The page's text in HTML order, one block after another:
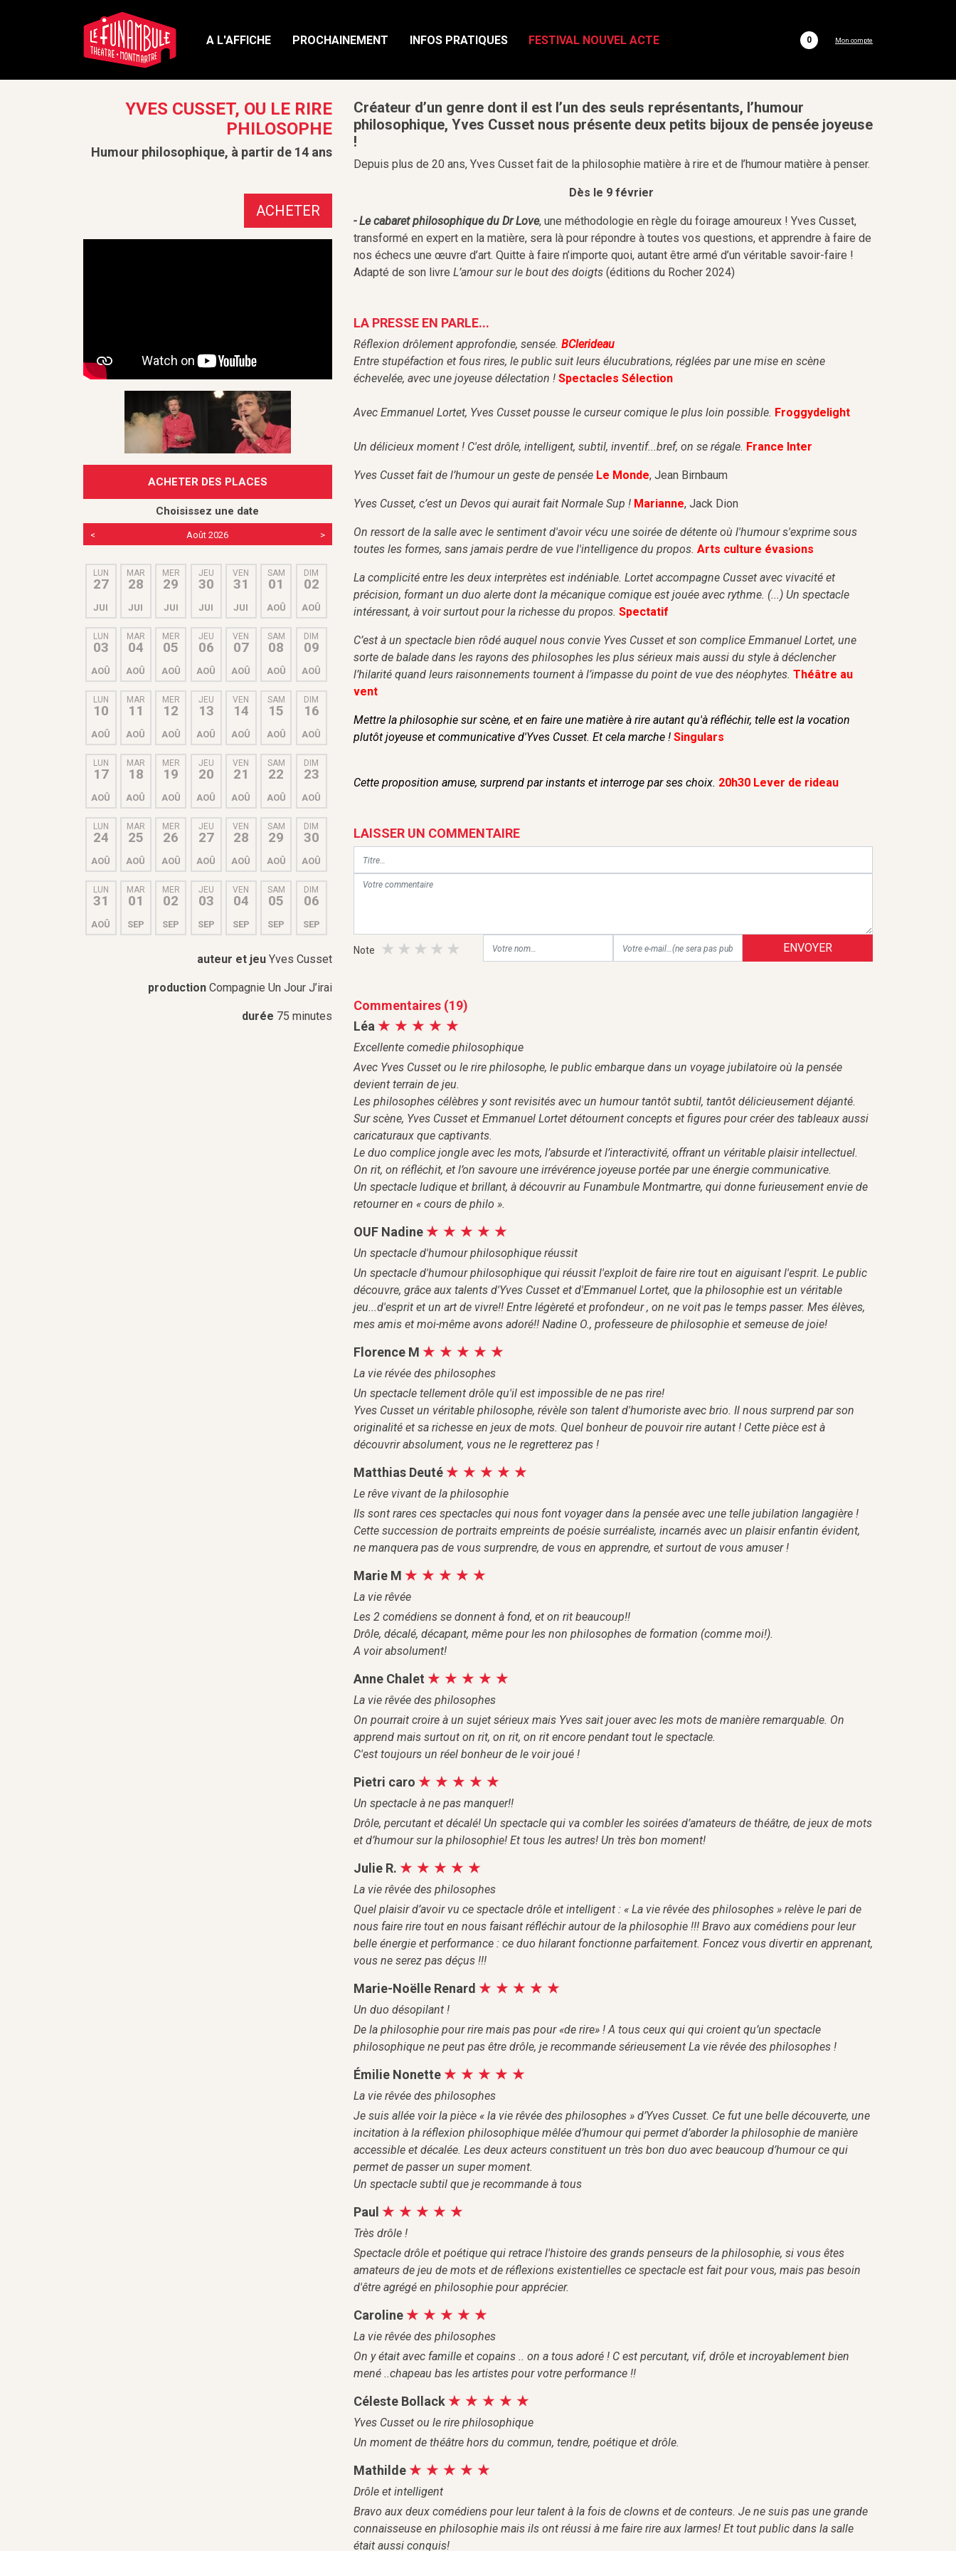
A L'AFFICHE PROCHAINEMENT INFOS PRATIQUES FESTIVAL NOUVEL ACTE 0 Mon compte
YVES CUSSET, OU LE RIRE
PHILOSOPHE
Humour philosophique, à partir de 14 ans
ACHETER
ACHETER DES PLACES
Choisissez une date
< Août 2026 >
LUN
27
JUI
MAR
28
JUI
MER
29
JUI
JEU
30
JUI
VEN
31
JUI
SAM
01
AOÛ
DIM
02
AOÛ
LUN
03
AOÛ
MAR
04
AOÛ
MER
05
AOÛ
JEU
06
AOÛ
VEN
07
AOÛ
SAM
08
AOÛ
DIM
09
AOÛ
LUN
10
AOÛ
MAR
11
AOÛ
MER
12
AOÛ
JEU
13
AOÛ
VEN
14
AOÛ
SAM
15
AOÛ
DIM
16
AOÛ
LUN
17
AOÛ
MAR
18
AOÛ
MER
19
AOÛ
JEU
20
AOÛ
VEN
21
AOÛ
SAM
22
AOÛ
DIM
23
AOÛ
LUN
24
AOÛ
MAR
25
AOÛ
MER
26
AOÛ
JEU
27
AOÛ
VEN
28
AOÛ
SAM
29
AOÛ
DIM
30
AOÛ
LUN
31
AOÛ
MAR
01
SEP
MER
02
SEP
JEU
03
SEP
VEN
04
SEP
SAM
05
SEP
DIM
06
SEP
auteur et jeuYves Cusset
productionCompagnie Un Jour J’irai
durée 75 minutes
Créateur d’un genre dont il est l’un des seuls représentants, l’humour
philosophique, Yves Cusset nous présente deux petits bijoux de pensée joyeuse
!
Depuis plus de 20 ans, Yves Cusset fait de la philosophie matière à rire et de l’humour matière à penser.
Dès le 9 février
- Le cabaret philosophique du Dr Love, une méthodologie en règle du foirage amoureux ! Yves Cusset,
transformé en expert en la matière, sera là pour répondre à toutes vos questions, et apprendre à faire de
nos échecs une œuvre d’art. Quitte à faire n’importe quoi, autant être armé d’un véritable savoir-faire !
Adapté de son livre L’amour sur le bout des doigts (éditions du Rocher 2024)
LA PRESSE EN PARLE...
Réflexion drôlement approfondie, sensée. BClerideau
Entre stupéfaction et fous rires, le public suit leurs élucubrations, réglées par une mise en scène
échevelée, avec une joyeuse délectation ! Spectacles Sélection
Avec Emmanuel Lortet, Yves Cusset pousse le curseur comique le plus loin possible. Froggydelight
Un délicieux moment ! C'est drôle, intelligent, subtil, inventif...bref, on se régale. France Inter
Yves Cusset fait de l’humour un geste de pensée Le Monde, Jean Birnbaum
Yves Cusset, c’est un Devos qui aurait fait Normale Sup ! Marianne, Jack Dion
On ressort de la salle avec le sentiment d'avoir vécu une soirée de détente où l'humour s'exprime sous
toutes les formes, sans jamais perdre de vue l'intelligence du propos. Arts culture évasions
La complicité entre les deux interprètes est indéniable. Lortet accompagne Cusset avec vivacité et
précision, formant un duo alerte dont la mécanique comique est jouée avec rythme. (...) Un spectacle
intéressant, à voir surtout pour la richesse du propos. Spectatif
C’est à un spectacle bien rôdé auquel nous convie Yves Cusset et son complice Emmanuel Lortet, une
sorte de balade dans les rayons des philosophes les plus sérieux mais aussi du style à déclencher
l’hilarité quand leurs raisonnements tournent à l’impasse du point de vue des néophytes. Théâtre au
vent
Mettre la philosophie sur scène, et en faire une matière à rire autant qu'à réfléchir, telle est la vocation
plutôt joyeuse et communicative d'Yves Cusset. Et cela marche ! Singulars
Cette proposition amuse, surprend par instants et interroge par ses choix. 20h30 Lever de rideau
LAISSER UN COMMENTAIRE
Note ENVOYER
Commentaires (19)
Léa
Excellente comedie philosophique
Avec Yves Cusset ou le rire philosophe, le public embarque dans un voyage jubilatoire où la pensée
devient terrain de jeu.
Les philosophes célèbres y sont revisités avec un humour tantôt subtil, tantôt délicieusement déjanté.
Sur scène, Yves Cusset et Emmanuel Lortet détournent concepts et figures pour créer des tableaux aussi
caricaturaux que captivants.
Le duo complice jongle avec les mots, l’absurde et l’interactivité, offrant un véritable plaisir intellectuel.
On rit, on réfléchit, et l’on savoure une irrévérence joyeuse portée par une énergie communicative.
Un spectacle ludique et brillant, à découvrir au Funambule Montmartre, qui donne furieusement envie de
retourner en « cours de philo ».
OUF Nadine
Un spectacle d'humour philosophique réussit
Un spectacle d'humour philosophique qui réussit l'exploit de faire rire tout en aiguisant l'esprit. Le public
découvre, grâce aux talents d'Yves Cusset et d'Emmanuel Lortet, que la philosophie est un véritable
jeu...d'esprit et un art de vivre!! Entre légèreté et profondeur , on ne voit pas le temps passer. Mes élèves,
mes amis et moi-même avons adoré!! Nadine O., professeure de philosophie et semeuse de joie!
Florence M
La vie révée des philosophes
Un spectacle tellement drôle qu'il est impossible de ne pas rire!
Yves Cusset un véritable philosophe, révèle son talent d'humoriste avec brio. Il nous surprend par son
originalité et sa richesse en jeux de mots. Quel bonheur de pouvoir rire autant ! Cette pièce est à
découvrir absolument, vous ne le regretterez pas !
Matthias Deuté
Le rêve vivant de la philosophie
Ils sont rares ces spectacles qui nous font voyager dans la pensée avec une telle jubilation langagière !
Cette succession de portraits empreints de poésie surréaliste, incarnés avec un plaisir enfantin évident,
ne manquera pas de vous surprendre, de vous en apprendre, et surtout de vous amuser !
Marie M
La vie rêvée
Les 2 comédiens se donnent à fond, et on rit beaucoup!!
Drôle, décalé, décapant, même pour les non philosophes de formation (comme moi!).
A voir absolument!
Anne Chalet
La vie rêvée des philosophes
On pourrait croire à un sujet sérieux mais Yves sait jouer avec les mots de manière remarquable. On
apprend mais surtout on rit, on rit, on rit encore pendant tout le spectacle.
C'est toujours un réel bonheur de le voir joué !
Pietri caro
Un spectacle à ne pas manquer!!
Drôle, percutant et décalé! Un spectacle qui va combler les soirées d’amateurs de théâtre, de jeux de mots
et d’humour sur la philosophie! Et tous les autres! Un très bon moment!
Julie R.
La vie rêvée des philosophes
Quel plaisir d’avoir vu ce spectacle drôle et intelligent : « La vie rêvée des philosophes » relève le pari de
nous faire rire tout en nous faisant réfléchir autour de la philosophie !!! Bravo aux comédiens pour leur
belle énergie et performance : ce duo hilarant fonctionne parfaitement. Foncez vous divertir en apprenant,
vous ne serez pas déçus !!!
Marie-Noëlle Renard
Un duo désopilant !
De la philosophie pour rire mais pas pour «de rire» ! A tous ceux qui qui croient qu’un spectacle
philosophique ne peut pas être drôle, je recommande sérieusement La vie rêvée des philosophes !
Émilie Nonette
La vie rêvée des philosophes
Je suis allée voir la pièce « la vie rêvée des philosophes » d’Yves Cusset. Ce fut une belle découverte, une
incitation à la réflexion philosophique mêlée d’humour qui permet d’aborder la philosophie de manière
accessible et décalée. Les deux acteurs constituent un très bon duo avec beaucoup d’humour ce qui
permet de passer un super moment.
Un spectacle subtil que je recommande à tous
Paul
Très drôle !
Spectacle drôle et poétique qui retrace l'histoire des grands penseurs de la philosophie, si vous êtes
amateurs de jeu de mots et de réflexions existentielles ce spectacle est fait pour vous, mais pas besoin
d'être agrégé en philosophie pour apprécier.
Caroline
La vie rêvée des philosophes
On y était avec famille et copains .. on a tous adoré ! C est percutant, vif, drôle et incroyablement bien
mené ..chapeau bas les artistes pour votre performance !!
Céleste Bollack
Yves Cusset ou le rire philosophique
Un moment de théâtre hors du commun, tendre, poétique et drôle.
Mathilde
Drôle et intelligent
Bravo aux deux comédiens pour leur talent à la fois de clowns et de conteurs. Je ne suis pas une grande
connaisseuse en philosophie mais ils ont réussi à me faire rire aux larmes! Et tout public dans la salle
était aussi conquis!